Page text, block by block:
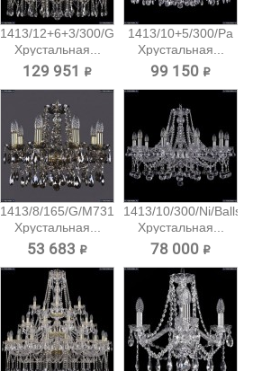
1413/12+6+3/300/G
Хрустальная...
129 951 ₽
1413/10+5/300/Pa
Хрустальная...
99 150 ₽
1413/8/165/G/M731
Хрустальная...
53 683 ₽
1413/10/300/Ni/Balls
Хрустальная...
78 000 ₽